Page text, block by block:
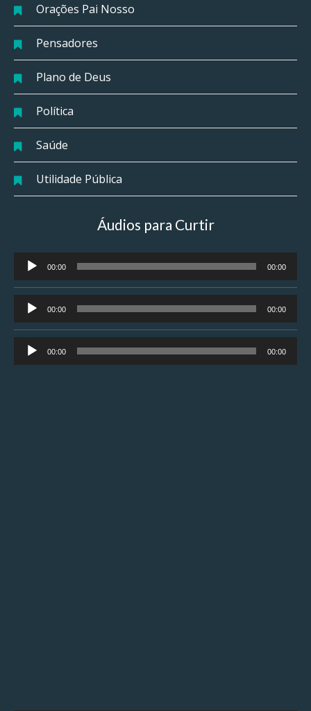
Orações Pai Nosso
Pensadores
Plano de Deus
Política
Saúde
Utilidade Pública
Áudios para Curtir
Tocador
de
áudio
00:00 00:00
Tocador
de
áudio
00:00 00:00
Tocador
de
00:00 00:00